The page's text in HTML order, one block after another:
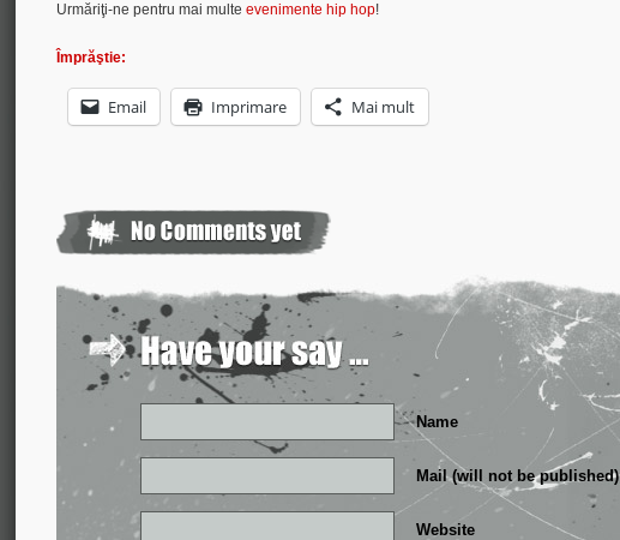
Urmăriţi-ne pentru mai multe evenimente hip hop!
Împrăştie:
Email Imprimare Mai mult
Name
Mail (will not be published)
Website